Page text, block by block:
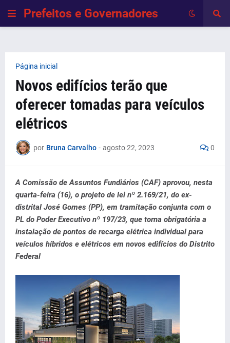
Prefeitos e Governadores
Página inicial
Novos edifícios terão que
oferecer tomadas para veículos
elétricos
por Bruna Carvalho - agosto 22, 2023 0
A Comissão de Assuntos Fundiários (CAF) aprovou, nesta
quarta-feira (16), o projeto de lei nº 2.169/21, do ex-
distrital José Gomes (PP), em tramitação conjunta com o
PL do Poder Executivo nº 197/23, que torna obrigatória a
instalação de pontos de recarga elétrica individual para
veículos híbridos e elétricos em novos edifícios do Distrito
Federal